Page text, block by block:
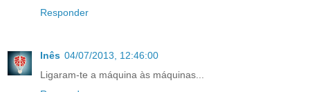
Responder
Inês 04/07/2013, 12:46:00
Ligaram-te a máquina às máquinas...